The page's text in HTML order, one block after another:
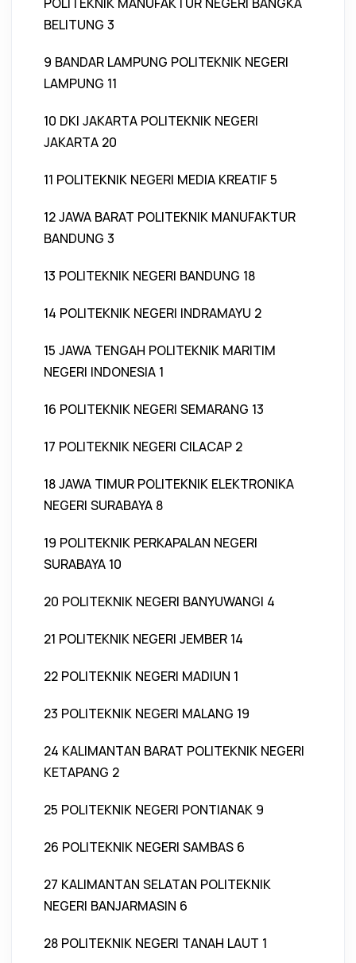
BELITUNG 3
9 BANDAR LAMPUNG POLITEKNIK NEGERI
LAMPUNG 11
10 DKI JAKARTA POLITEKNIK NEGERI
JAKARTA 20
11 POLITEKNIK NEGERI MEDIA KREATIF 5
12 JAWA BARAT POLITEKNIK MANUFAKTUR
BANDUNG 3
13 POLITEKNIK NEGERI BANDUNG 18
14 POLITEKNIK NEGERI INDRAMAYU 2
15 JAWA TENGAH POLITEKNIK MARITIM
NEGERI INDONESIA 1
16 POLITEKNIK NEGERI SEMARANG 13
17 POLITEKNIK NEGERI CILACAP 2
18 JAWA TIMUR POLITEKNIK ELEKTRONIKA
NEGERI SURABAYA 8
19 POLITEKNIK PERKAPALAN NEGERI
SURABAYA 10
20 POLITEKNIK NEGERI BANYUWANGI 4
21 POLITEKNIK NEGERI JEMBER 14
22 POLITEKNIK NEGERI MADIUN 1
23 POLITEKNIK NEGERI MALANG 19
24 KALIMANTAN BARAT POLITEKNIK NEGERI
KETAPANG 2
25 POLITEKNIK NEGERI PONTIANAK 9
26 POLITEKNIK NEGERI SAMBAS 6
27 KALIMANTAN SELATAN POLITEKNIK
NEGERI BANJARMASIN 6
28 POLITEKNIK NEGERI TANAH LAUT 1